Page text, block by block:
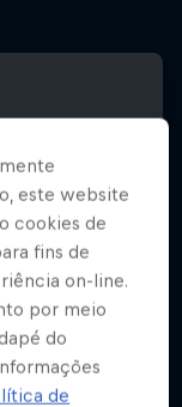
este website
cookies de
fins de
on-line.
por meio
do
de